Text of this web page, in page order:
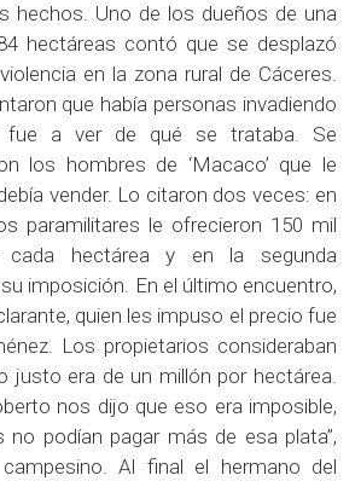
hechos. Uno de los dueños de una
hectáreas contó que se desplazó
en la zona rural de Cáceres.
que había personas invadiendo
a ver de qué se trataba. Se
los hombres de ‘Macaco’ que le
vender. Lo citaron dos veces: en
paramilitares le ofrecieron 150 mil
cada hectárea y en la segunda
imposición. En el último encuentro,
quien les impuso el precio fue
Los propietarios consideraban
justo era de un millón por hectárea.
nos dijo que eso era imposible,
no podían pagar más de esa plata”,
Al final el hermano del